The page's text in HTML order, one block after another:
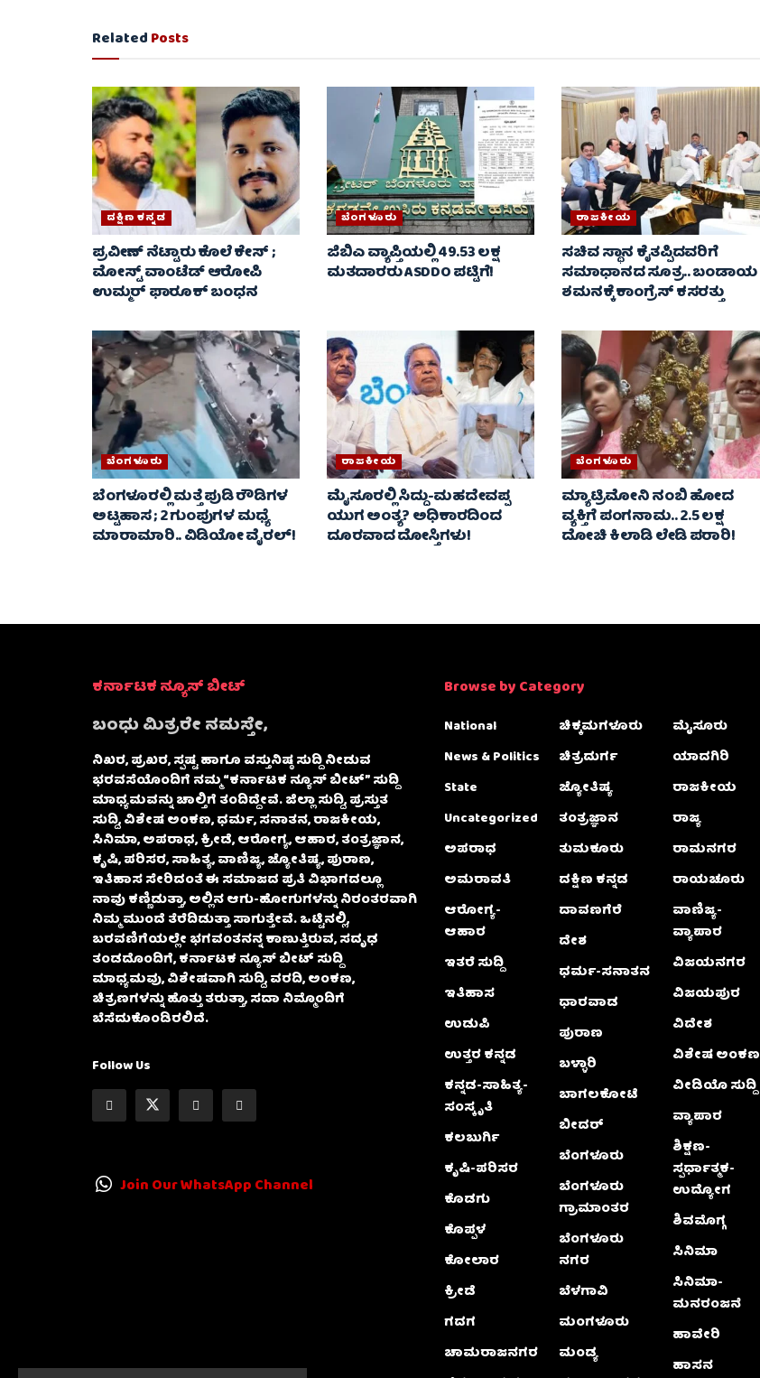
RelatedPosts
ದಕ್ಷಿಣ ಕನ್ನಡ
ಪ್ರವೀಣ್ ನೆಟ್ಟಾರು ಕೊಲೆ ಕೇಸ್ ​;
ಮೋಸ್ಟ್ ವಾಂಟೆಡ್‌ ಆರೋಪಿ
ಉಮ್ಮರ್ ಫಾರೂಕ್ ಬಂಧನ
ಬೆಂಗಳೂರು
ಜಿಬಿಎ ವ್ಯಾಪ್ತಿಯಲ್ಲಿ 49.53 ಲಕ್ಷ
ಮತದಾರರು ASDDO ಪಟ್ಟಿಗೆ!
ರಾಜಕೀಯ
ಸಚಿವ ಸ್ಥಾನ ಕೈತಪ್ಪಿದವರಿಗೆ
ಸಮಾಧಾನದ ಸೂತ್ರ.. ಬಂಡಾಯ
ಶಮನಕ್ಕೆ ಕಾಂಗ್ರೆಸ್ ಕಸರತ್ತು
ಬೆಂಗಳೂರು
ಬೆಂಗಳೂರಲ್ಲಿ ಮತ್ತೆ ಪುಡಿ ರೌಡಿಗಳ
ಅಟ್ಟಹಾಸ ; 2 ಗುಂಪುಗಳ ಮಧ್ಯೆ
ಮಾರಾಮಾರಿ.. ವಿಡಿಯೋ ವೈರಲ್‌!
ರಾಜಕೀಯ
ಮೈಸೂರಲ್ಲಿ ಸಿದ್ದು-ಮಹದೇವಪ್ಪ
ಯುಗ ಅಂತ್ಯ? ಅಧಿಕಾರದಿಂದ
ದೂರವಾದ ದೋಸ್ತಿಗಳು!
ಬೆಂಗಳೂರು
ಮ್ಯಾಟ್ರಿಮೋನಿ ನಂಬಿ ಹೋದ
ವ್ಯಕ್ತಿಗೆ ಪಂಗನಾಮ.. 2.5 ಲಕ್ಷ
ದೋಚಿ ಕಿಲಾಡಿ ಲೇಡಿ ಪರಾರಿ!
ಕರ್ನಾಟಕ ನ್ಯೂಸ್ ಬೀಟ್
ಬಂಧು ಮಿತ್ರರೇ ನಮಸ್ತೇ,
ನಿಖರ, ಪ್ರಖರ, ಸ್ಪಷ್ಟ ಹಾಗೂ ವಸ್ತುನಿಷ್ಠ ಸುದ್ದಿ ನೀಡುವ
ಭರವಸೆಯೊಂದಿಗೆ ನಮ್ಮ “ಕರ್ನಾಟಕ ನ್ಯೂಸ್ ಬೀಟ್” ಸುದ್ದಿ
ಮಾಧ್ಯಮವನ್ನು ಚಾಲ್ತಿಗೆ ತಂದಿದ್ದೇವೆ. ಜಿಲ್ಲಾ ಸುದ್ದಿ, ಪ್ರಸ್ತುತ
ಸುದ್ದಿ, ವಿಶೇಷ ಅಂಕಣ, ಧರ್ಮ, ಸನಾತನ, ರಾಜಕೀಯ,
ಸಿನಿಮಾ, ಅಪರಾಧ, ಕ್ರೀಡೆ, ಆರೋಗ್ಯ, ಆಹಾರ, ತಂತ್ರಜ್ಞಾನ,
ಕೃಷಿ, ಪರಿಸರ, ಸಾಹಿತ್ಯ, ವಾಣಿಜ್ಯ, ಜ್ಯೋತಿಷ್ಯ, ಪುರಾಣ,
ಇತಿಹಾಸ ಸೇರಿದಂತೆ ಈ ಸಮಾಜದ ಪ್ರತಿ ವಿಭಾಗದಲ್ಲೂ
ನಾವು ಕಣ್ಣಿಡುತ್ತಾ, ಅಲ್ಲಿನ ಆಗು-ಹೋಗುಗಳನ್ನು ನಿರಂತರವಾಗಿ
ನಿಮ್ಮ ಮುಂದೆ ತೆರೆದಿಡುತ್ತಾ ಸಾಗುತ್ತೇವೆ. ಒಟ್ಟಿನಲ್ಲಿ,
ಬರವಣಿಗೆಯಲ್ಲೇ ಭಗವಂತನನ್ನ ಕಾಣುತ್ತಿರುವ, ಸದೃಢ
ತಂಡದೊಂದಿಗೆ, ಕರ್ನಾಟಕ ನ್ಯೂಸ್ ಬೀಟ್ ಸುದ್ದಿ
ಮಾಧ್ಯಮವು, ವಿಶೇಷವಾಗಿ ಸುದ್ದಿ, ವರದಿ, ಅಂಕಣ,
ಚಿತ್ರಣಗಳನ್ನು ಹೊತ್ತು ತರುತ್ತಾ, ಸದಾ ನಿಮ್ಮೊಂದಿಗೆ
ಬೆಸೆದುಕೊಂಡಿರಲಿದೆ.
Follow Us
Join Our WhatsApp Channel
Browse by Category
National
News & Politics
State
Uncategorized
ಅಪರಾಧ
ಅಮರಾವತಿ
ಆರೋಗ್ಯ-
ಆಹಾರ
ಇತರೆ ಸುದ್ದಿ
ಇತಿಹಾಸ
ಉಡುಪಿ
ಉತ್ತರ ಕನ್ನಡ
ಕನ್ನಡ-ಸಾಹಿತ್ಯ-
ಸಂಸ್ಕೃತಿ
ಕಲಬುರ್ಗಿ
ಕೃಷಿ-ಪರಿಸರ
ಕೊಡಗು
ಕೊಪ್ಪಳ
ಕೋಲಾರ
ಕ್ರೀಡೆ
ಗದಗ
ಚಾಮರಾಜನಗರ
ಚಿಕ್ಕಮಗಳೂರು
ಚಿತ್ರದುರ್ಗ
ಜ್ಯೋತಿಷ್ಯ
ತಂತ್ರಜ್ಞಾನ
ತುಮಕೂರು
ದಕ್ಷಿಣ ಕನ್ನಡ
ದಾವಣಗೆರೆ
ದೇಶ
ಧರ್ಮ-ಸನಾತನ
ಧಾರವಾಡ
ಪುರಾಣ
ಬಳ್ಳಾರಿ
ಬಾಗಲಕೋಟೆ
ಬೀದರ್
ಬೆಂಗಳೂರು
ಬೆಂಗಳೂರು
ಗ್ರಾಮಾಂತರ
ಬೆಂಗಳೂರು
ನಗರ
ಬೆಳಗಾವಿ
ಮಂಗಳೂರು
ಮಂಡ್ಯ
ಮೈಸೂರು
ಯಾದಗಿರಿ
ರಾಜಕೀಯ
ರಾಜ್ಯ
ರಾಮನಗರ
ರಾಯಚೂರು
ವಾಣಿಜ್ಯ-
ವ್ಯಾಪಾರ
ವಿಜಯನಗರ
ವಿಜಯಪುರ
ವಿದೇಶ
ವಿಶೇಷ ಅಂಕಣ
ವೀಡಿಯೊ ಸುದ್ದಿ
ವ್ಯಾಪಾರ
ಶಿಕ್ಷಣ-
ಸ್ಪರ್ಧಾತ್ಮಕ-
ಉದ್ಯೋಗ
ಶಿವಮೊಗ್ಗ
ಸಿನಿಮಾ
ಸಿನಿಮಾ-
ಮನರಂಜನೆ
ಹಾವೇರಿ
ಹಾಸನ